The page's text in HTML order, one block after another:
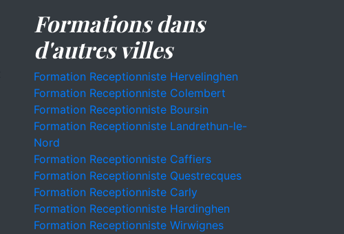
Formations dans
d'autres villes
Formation Receptionniste Hervelinghen
Formation Receptionniste Colembert
Formation Receptionniste Boursin
Formation Receptionniste Landrethun-le-
Nord
Formation Receptionniste Caffiers
Formation Receptionniste Questrecques
Formation Receptionniste Carly
Formation Receptionniste Hardinghen
Formation Receptionniste Wirwignes